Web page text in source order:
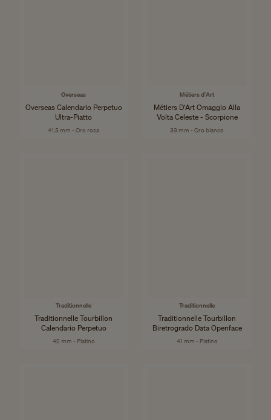
Overseas
Overseas Calendario Perpetuo
Ultra-Piatto
41,5 mm - Oro rosa
Métiers d'Art
Métiers D'Art Omaggio Alla
Volta Celeste - Scorpione
39 mm - Oro bianco
Traditionnelle
Traditionnelle Tourbillon
Calendario Perpetuo
42 mm - Platino
Traditionnelle
Traditionnelle Tourbillon
Biretrogrado Data Openface
41 mm - Platino